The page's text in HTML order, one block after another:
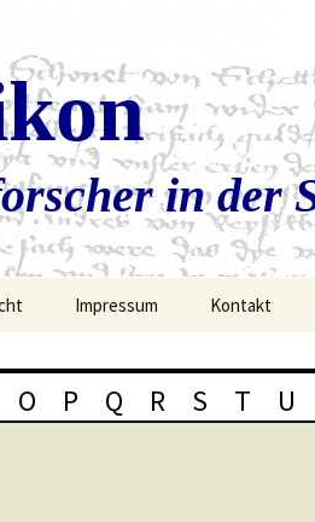
in der
Impressum Kontakt
O P Q R S T U